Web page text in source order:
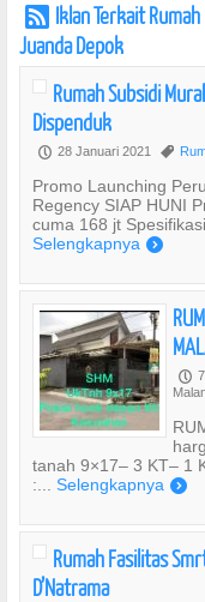
r Iklan Terkait
Juanda Depok
Rumah Subsidi
Dispenduk
P 28 Januari 2021 ,
Promo Launching
Regency SIAP HUNI
cuma 168 jt
Selengkapnya )
P
tanah 9×17– 3 KT– 1
:... Selengkapnya )
Rumah Fasilitas
D’Natrama